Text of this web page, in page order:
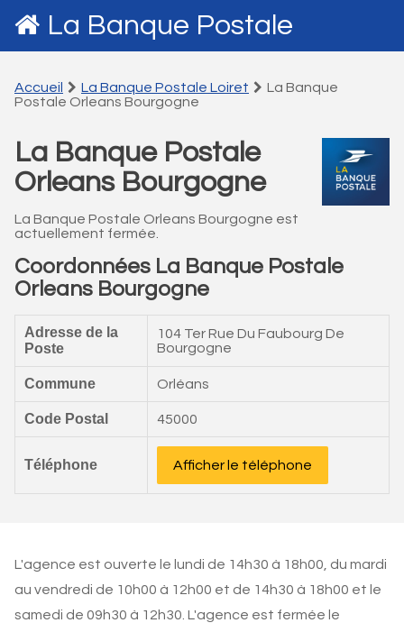
La Banque Postale
Accueil La Banque Postale Loiret
La Banque
Postale Orleans Bourgogne
La Banque Postale
Orleans Bourgogne
La Banque Postale Orleans Bourgogne est
actuellement fermée.
Coordonnées La Banque Postale
Orleans Bourgogne
Adresse de la
Poste
104 Ter Rue Du Faubourg De
Bourgogne
Commune Orléans
Code Postal 45000
Téléphone Afficher le téléphone
L'agence est ouverte le lundi de 14h30 à 18h00, du mardi
au vendredi de 10h00 à 12h00 et de 14h30 à 18h00 et le
samedi de 09h30 à 12h30. L'agence est fermée le